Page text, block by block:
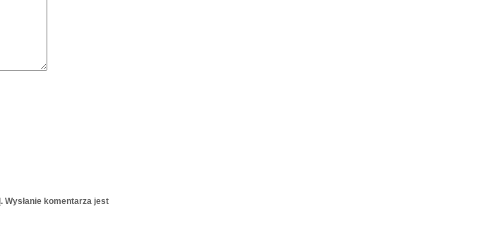
. Wysłanie komentarza jest